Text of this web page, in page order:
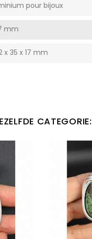
pour bijoux
mm
x 35 x 17 mm
CATEGORIE: